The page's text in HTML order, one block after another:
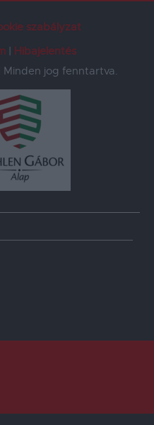
szabályzat
Hibajelentés
jog fenntartva.